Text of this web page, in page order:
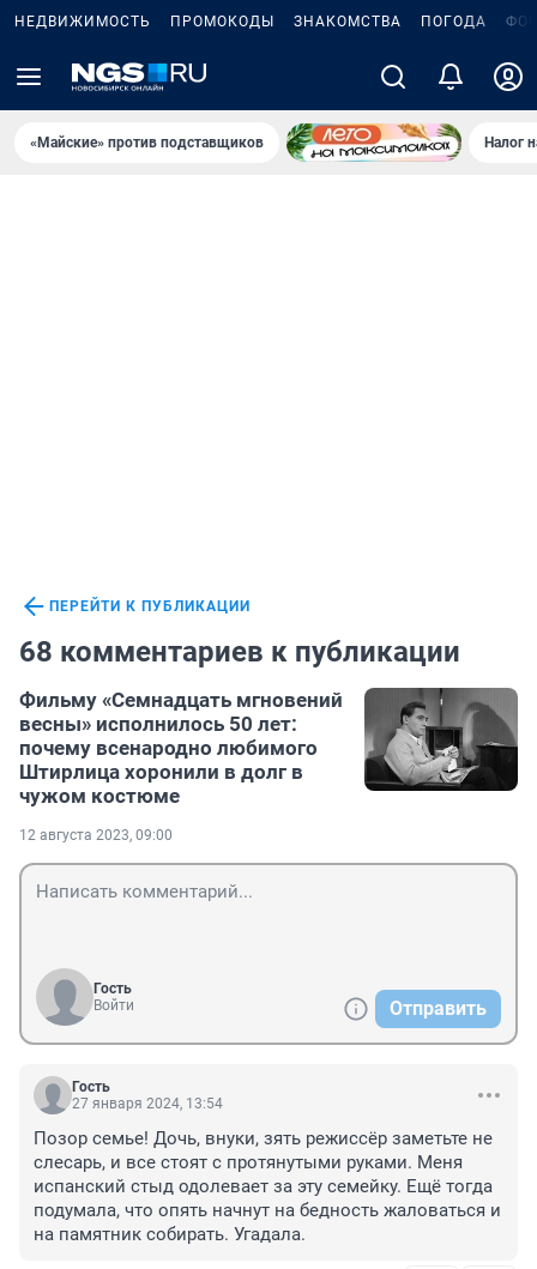
НЕДВИЖИМОСТЬ ПРОМОКОДЫ ЗНАКОМСТВА ПОГОДА
«Майские» против подставщиков Налог
ПЕРЕЙТИ К ПУБЛИКАЦИИ
68 комментариев к публикации
Фильму «Семнадцать мгновений
весны» исполнилось 50 лет:
почему всенародно любимого
Штирлица хоронили в долг в
чужом костюме
12 августа 2023, 09:00
Гость
Войти
Отправить
Гость
27 января 2024, 13:54
Позор семье! Дочь, внуки, зять режиссёр заметьте не
слесарь, и все стоят с протянутыми руками. Меня
испанский стыд одолевает за эту семейку. Ещё тогда
подумала, что опять начнут на бедность жаловаться и
на памятник собирать. Угадала.